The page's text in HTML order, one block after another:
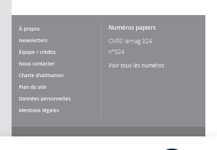
À propos
Newsletters
Équipe / crédits
Nous contacter
Charte d'utilisation
Plan du site
Données personnelles
Mentions légales
Numéros papiers
CNRS lemag 324
n°324
Voir tous les numéros